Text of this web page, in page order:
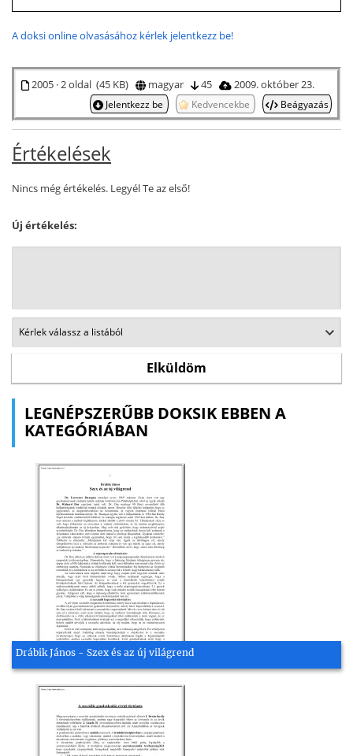
A doksi online olvasásához kérlek jelentkezz be!
2005 · 2 oldal (45 KB) magyar 45 2009. október 23.
Jelentkezz be Kedvencekbe Beágyazás
Értékelések
Nincs még értékelés. Legyél Te az első!
Új értékelés:
LEGNÉPSZERŰBB DOKSIK EBBEN A
KATEGÓRIÁBAN
Drábik János - Szex és az új világrend